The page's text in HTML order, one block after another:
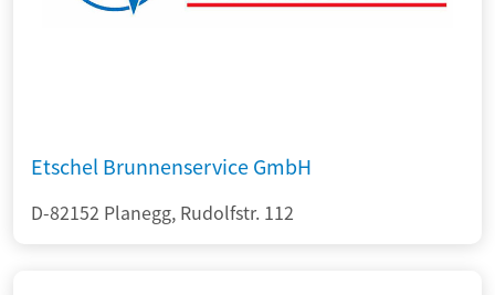
Etschel Brunnenservice GmbH
D-82152 Planegg, Rudolfstr. 112